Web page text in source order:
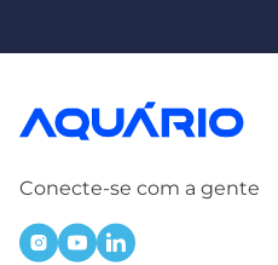
Conecte-se com a gente